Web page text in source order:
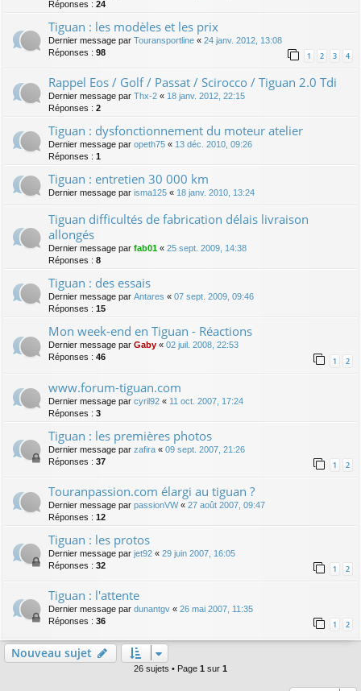
Réponses : 24
Tiguan : les modèles et les prix
Dernier message par Touransportline « 24 janv. 2012, 13:08
Réponses : 98 1 2 3 4
Rappel Eos / Golf / Passat / Scirocco / Tiguan 2.0 Tdi
Dernier message par Thx-2 « 18 janv. 2012, 22:15
Réponses : 2
Tiguan : dysfonctionnement du moteur atelier
Dernier message par opeth75 « 13 déc. 2010, 09:26
Réponses : 1
Tiguan : entretien 30 000 km
Dernier message par isma125 « 18 janv. 2010, 13:24
Tiguan difficultés de fabrication délais livraison
allongés
Dernier message par fab01 « 25 sept. 2009, 14:38
Réponses : 8
Tiguan : des essais
Dernier message par Antares « 07 sept. 2009, 09:46
Réponses : 15
Mon week-end en Tiguan - Réactions
Dernier message par Gaby « 02 juil. 2008, 22:53
Réponses : 46 1 2
www.forum-tiguan.com
Dernier message par cyril92 « 11 oct. 2007, 17:24
Réponses : 3
Tiguan : les premières photos
Dernier message par zafira « 09 sept. 2007, 21:26
Réponses : 37 1 2
Touranpassion.com élargi au tiguan ?
Dernier message par passionVW« 27 août 2007, 09:47
Réponses : 12
Tiguan : les protos
Dernier message par jet92 « 29 juin 2007, 16:05
Réponses : 32 1 2
Tiguan : l'attente
Dernier message par dunantgv « 26 mai 2007, 11:35
Réponses : 36 1 2
Nouveau sujet
26 sujets • Page 1 sur 1